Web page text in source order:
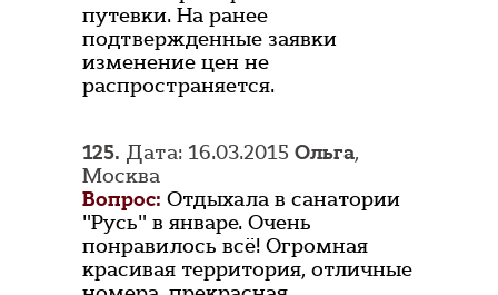
путевки. На ранее
подтвержденные заявки
изменение цен не
распространяется.
125. Дата: 16.03.2015 Ольга,
Москва
Вопрос: Отдыхала в санатории
"Русь" в январе. Очень
понравилось всё! Огромная
красивая территория, отличные